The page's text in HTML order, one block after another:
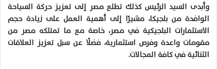
وأبدى السيد الرئيس كذلك تطلع مصر إلى تعزيز حركة السياحة
الوافدة من بلجيكا، مشيرًا إلى أهمية العمل على زيادة حجم
الاستثمارات البلجيكية في مصر، خاصة مع ما تمتلكه مصر من
مقومات واعدة وفرص استثمارية، فضلًا عن سبل تعزيز العلاقات
الثنائية في كافة المجالات.